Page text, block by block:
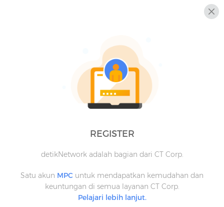
REGISTER
detikNetwork adalah bagian dari CT Corp.
Satu akun MPC untuk mendapatkan kemudahan dan
keuntungan di semua layanan CT Corp.
Pelajari lebih lanjut.